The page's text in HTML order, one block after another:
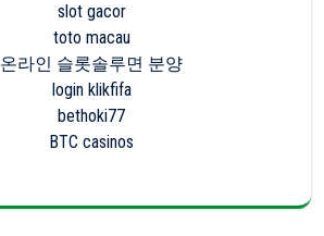
slot gacor
toto macau
온라인 슬롯솔루면 분양
login klikfifa
bethoki77
BTC casinos